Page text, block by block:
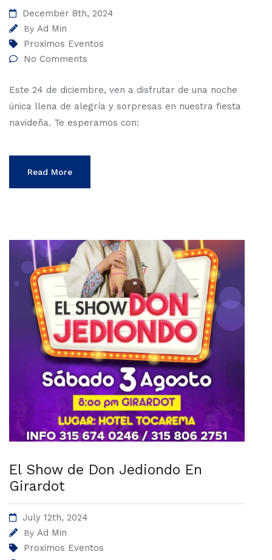
December 8th, 2024
By Ad Min
Proximos Eventos
No Comments
Este 24 de diciembre, ven a disfrutar de una noche
única llena de alegría y sorpresas en nuestra fiesta
navideña. Te esperamos con:
Read More
El Show de Don Jediondo En
Girardot
July 12th, 2024
By Ad Min
Proximos Eventos